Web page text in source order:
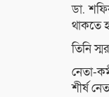
ডা.
থাকতে
তিনি
নেতা-
শীর্ষ